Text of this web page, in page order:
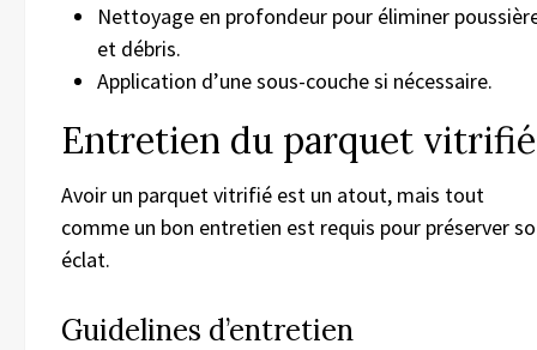
Nettoyage en profondeur pour éliminer
et débris.
Application d’une sous-couche si nécessaire.
Entretien du parquet vitrifié
Avoir un parquet vitrifié est un atout, mais tout
comme un bon entretien est requis pour préserver
éclat.
Guidelines d’entretien